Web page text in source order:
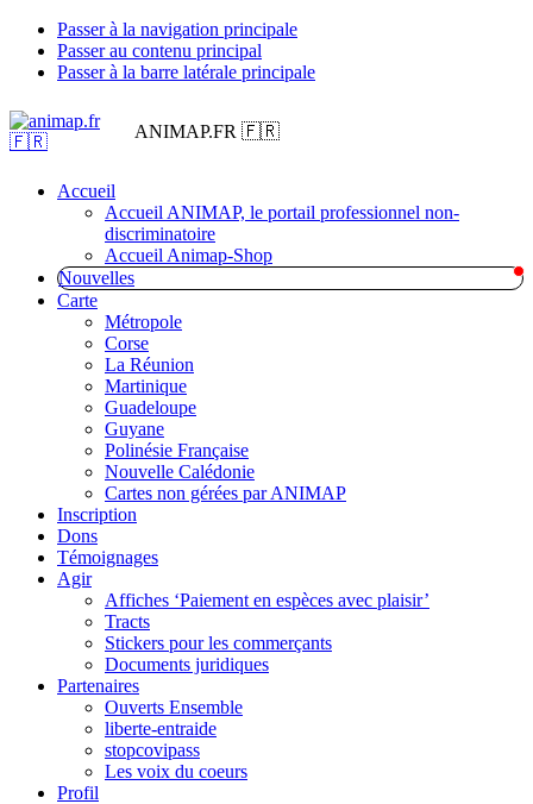
Passer à la navigation principale
Passer au contenu principal
Passer à la barre latérale principale
ANIMAP.FR 🇫🇷
Accueil
Accueil ANIMAP, le portail professionnel non-
discriminatoire
Accueil Animap-Shop
Nouvelles
Carte
Métropole
Corse
La Réunion
Martinique
Guadeloupe
Guyane
Polinésie Française
Nouvelle Calédonie
Cartes non gérées par ANIMAP
Inscription
Dons
Témoignages
Agir
Affiches ‘Paiement en espèces avec plaisir’
Tracts
Stickers pour les commerçants
Documents juridiques
Partenaires
Ouverts Ensemble
liberte-entraide
stopcovipass
Les voix du coeurs
Profil